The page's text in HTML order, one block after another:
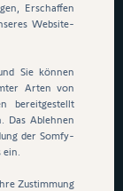
Erschaffen
Website-
Sie können
Arten von
bereitgestellt
Das Ablehnen
der Somfy-
Zustimmung